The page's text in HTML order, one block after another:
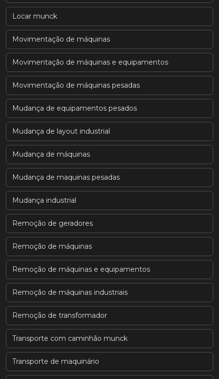
Locar munck
Movimentação de máquinas
Movimentação de máquinas e equipamentos
Movimentação de máquinas pesadas
Mudança de equipamentos pesados
Mudança de layout industrial
Mudança de máquinas
Mudança de maquinas pesadas
Mudança industrial
Remoção de geradores
Remoção de máquinas
Remoção de máquinas e equipamentos
Remoção de máquinas industriais
Remoção de transformador
Transporte com caminhão munck
Transporte de maquinário